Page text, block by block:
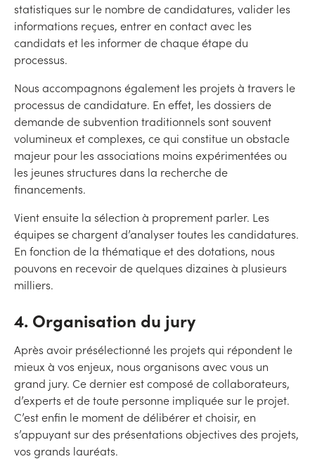
statistiques sur le nombre de candidatures, valider les
informations reçues, entrer en contact avec les
candidats et les informer de chaque étape du
processus.
Nous accompagnons également les projets à travers le
processus de candidature. En effet, les dossiers de
demande de subvention traditionnels sont souvent
volumineux et complexes, ce qui constitue un obstacle
majeur pour les associations moins expérimentées ou
les jeunes structures dans la recherche de
financements.
Vient ensuite la sélection à proprement parler. Les
équipes se chargent d’analyser toutes les candidatures.
En fonction de la thématique et des dotations, nous
pouvons en recevoir de quelques dizaines à plusieurs
milliers.
4. Organisation du jury
Après avoir présélectionné les projets qui répondent le
mieux à vos enjeux, nous organisons avec vous un
grand jury. Ce dernier est composé de collaborateurs,
d’experts et de toute personne impliquée sur le projet.
C’est enfin le moment de délibérer et choisir, en
s’appuyant sur des présentations objectives des projets,
vos grands lauréats.